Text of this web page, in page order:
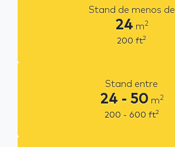
Stand de menos de
24 m2
200 ft2
Stand entre
24 - 50 m2
200 - 600 ft2